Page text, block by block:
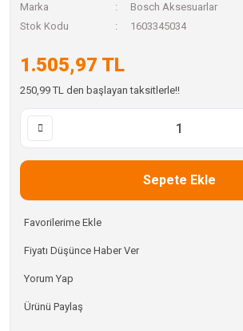
Marka
Bosch Aksesuarlar
Stok Kodu
1603345034
1.505,97 TL
250,99 TL den başlayan taksitlerle!!
Sepete Ekle
Fiyatı Düşünce Haber Ver
Yorum Yap
Ürünü Paylaş